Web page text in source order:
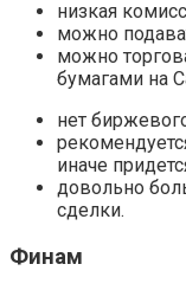
низкая
можно
можно
бумагами на
нет
иначе
довольно
сделки.
Финам